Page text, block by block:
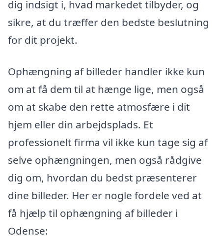
dig indsigt i, hvad markedet tilbyder, og
sikre, at du træffer den bedste beslutning
for dit projekt.
Ophængning af billeder handler ikke kun
om at få dem til at hænge lige, men også
om at skabe den rette atmosfære i dit
hjem eller din arbejdsplads. Et
professionelt firma vil ikke kun tage sig af
selve ophængningen, men også rådgive
dig om, hvordan du bedst præsenterer
dine billeder. Her er nogle fordele ved at
få hjælp til ophængning af billeder i
Odense: